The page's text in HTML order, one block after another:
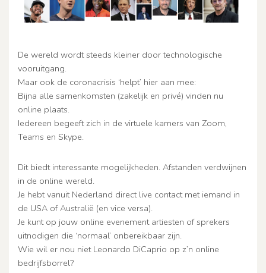
De wereld wordt steeds kleiner door technologische
vooruitgang.
Maar ook de coronacrisis ‘helpt’ hier aan mee:
Bijna alle samenkomsten (zakelijk en privé) vinden nu
online plaats.
Iedereen begeeft zich in de virtuele kamers van Zoom,
Teams en Skype.
Dit biedt interessante mogelijkheden. Afstanden verdwijnen
in de online wereld.
Je hebt vanuit Nederland direct live contact met iemand in
de USA of Australië (en vice versa).
Je kunt op jouw online evenement artiesten of sprekers
uitnodigen die ‘normaal’ onbereikbaar zijn.
Wie wil er nou niet Leonardo DiCaprio op z’n online
bedrijfsborrel?